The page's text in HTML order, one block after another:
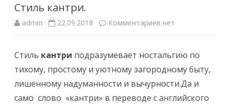
Стиль кантри.
admin 22.09.2018 Комментариев к
а
п
и
нет
Стиль кантри подразумевает ностальгию по
тихому, простому и уютному загородному быту,
лишенному надуманности и вычурности.Да и
само слово «кантри» в переводе с английского